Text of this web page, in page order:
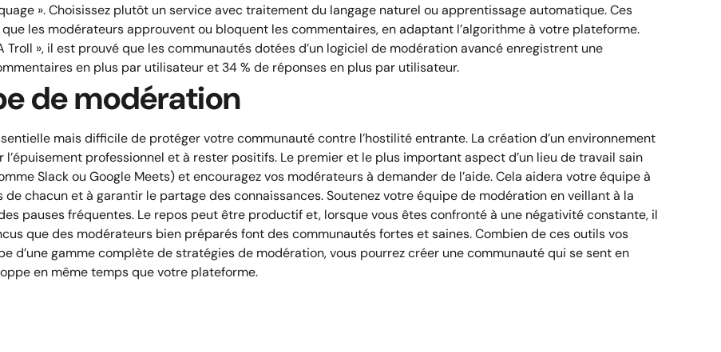
». Choisissez plutôt un service avec traitement du langage naturel ou apprentissage automatique. Ces
les modérateurs approuvent ou bloquent les commentaires, en adaptant l’algorithme à votre plateforme.
», il est prouvé que les communautés dotées d’un logiciel de modération avancé enregistrent une
en plus par utilisateur et 34 % de réponses en plus par utilisateur.
de modération
mais difficile de protéger votre communauté contre l’hostilité entrante. La création d’un environnement
l’épuisement professionnel et à rester positifs. Le premier et le plus important aspect d’un lieu de travail sain
Slack ou Google Meets) et encouragez vos modérateurs à demander de l’aide. Cela aidera votre équipe à
chacun et à garantir le partage des connaissances. Soutenez votre équipe de modération en veillant à la
pauses fréquentes. Le repos peut être productif et, lorsque vous êtes confronté à une négativité constante, il
que des modérateurs bien préparés font des communautés fortes et saines. Combien de ces outils vos
d’une gamme complète de stratégies de modération, vous pourrez créer une communauté qui se sent en
en même temps que votre plateforme.